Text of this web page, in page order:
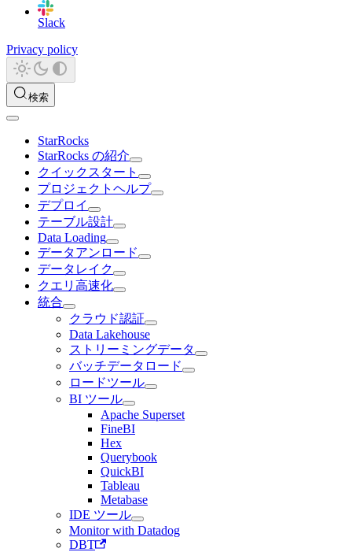
Slack
Privacy policy
検索
StarRocks
StarRocks の紹介
クイックスタート
プロジェクトヘルプ
デプロイ
テーブル設計
Data Loading
データアンロード
データレイク
クエリ高速化
統合
クラウド認証
Data Lakehouse
ストリーミングデータ
バッチデータロード
ロードツール
BI ツール
Apache Superset
FineBI
Hex
Querybook
QuickBI
Tableau
Metabase
IDE ツール
Monitor with Datadog
DBT